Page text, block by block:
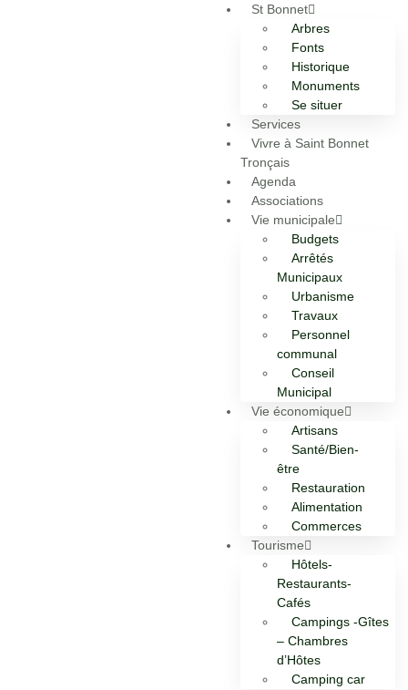
St Bonnet
Arbres
Fonts
Historique
Monuments
Se situer
Services
Vivre à Saint Bonnet
Tronçais
Agenda
Associations
Vie municipale
Budgets
Arrêtés
Municipaux
Urbanisme
Travaux
Personnel
communal
Conseil
Municipal
Vie économique
Artisans
Santé/Bien-
être
Restauration
Alimentation
Commerces
Tourisme
Hôtels-
Restaurants-
Cafés
Campings -Gîtes
– Chambres
d’Hôtes
Camping car